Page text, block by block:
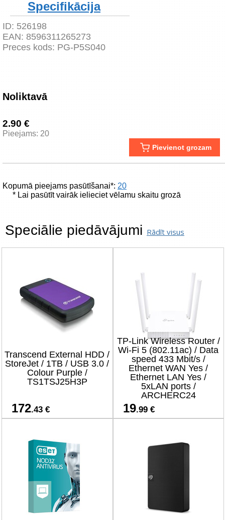
Specifikācija
ID: 526198
EAN: 8596311265273
Preces kods: PG-P5S040
Noliktavā
2.90 €
Pieejams: 20
Pievienot grozam
Kopumā pieejams pasūtīšanai*: 20
* Lai pasūtīt vairāk ielieciet vēlamu skaitu grozā
Speciālie piedāvājumi Rādīt visus
Transcend External HDD /
StoreJet / 1TB / USB 3.0 /
Colour Purple /
TS1TSJ25H3P
172.43 €
TP-Link Wireless Router /
Wi-Fi 5 (802.11ac) / Data
speed 433 Mbit/s /
Ethernet WAN Yes /
Ethernet LAN Yes /
5xLAN ports /
ARCHERC24
19.99 €